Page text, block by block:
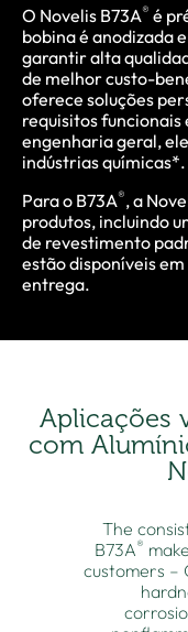
O Novelis B73A® é
bobina é anodizada
garantir alta
de melhor custo-
oferece soluções
requisitos
engenharia geral,
indústrias químicas*.
Para o B73A®, a
produtos, incluindo
de revestimento
estão disponíveis
entrega.
Aplicações
com
The
B73A®
customers –